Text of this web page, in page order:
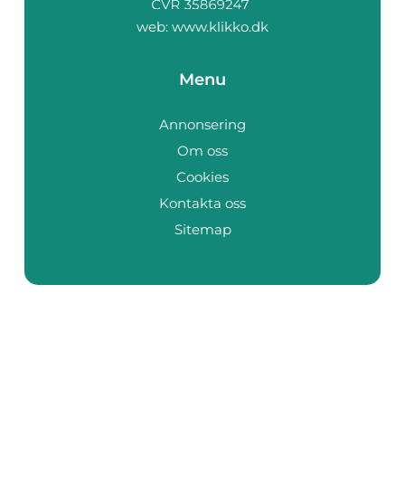
web: www.klikko.dk
Menu
Annonsering
Om oss
Cookies
Kontakta oss
Sitemap